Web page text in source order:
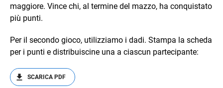
maggiore. Vince chi, al termine del mazzo, ha conquistato
più punti.
Per il secondo gioco, utilizziamo i dadi. Stampa la scheda
per i punti e distribuiscine una a ciascun partecipante:
SCARICA PDF